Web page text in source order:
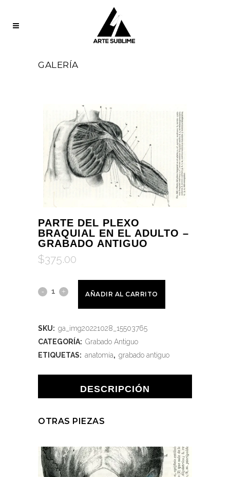
GALERÍA
PARTE DEL PLEXO
BRAQUIAL EN EL ADULTO –
GRABADO ANTIGUO
$375.00
AÑADIR AL CARRITO
SKU: ga_img20221028_15503765
CATEGORÍA: Grabado Antiguo
ETIQUETAS: anatomía, grabado antiguo
DESCRIPCIÓN
OTRAS PIEZAS